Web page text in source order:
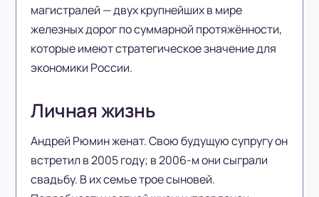
магистралей — двух крупнейших в мире
железных дорог по суммарной протяжённости,
которые имеют стратегическое значение для
экономики России.
Личная жизнь
Андрей Рюмин женат. Свою будущую супругу он
встретил в 2005 году; в 2006-м они сыграли
свадьбу. В их семье трое сыновей.